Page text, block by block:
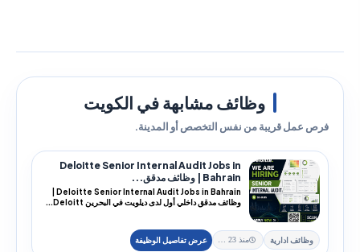
وظائف مشابهة في الكويت
فرص عمل قريبة من نفس التخصص أو المدينة.
Deloitte Senior Internal Audit Jobs in
Bahrain | وظائف مدقق...
وظائف مدقق داخلي أول لدى ديلويت في البحرين Deloitt...
وظائف ادارية منذ 23 يوم